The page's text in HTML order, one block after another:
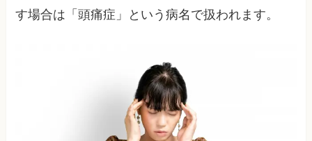
す場合は「頭痛症」という病名で扱われます。